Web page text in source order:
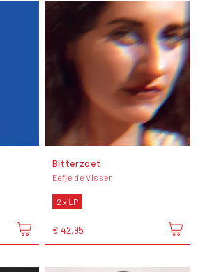
Bitterzoet
Eefje de Visser
2 x LP
€ 42,95